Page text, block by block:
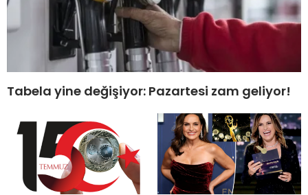
Tabela yine değişiyor: Pazartesi zam geliyor!